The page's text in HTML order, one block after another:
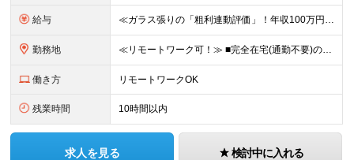
給与 ≪ガラス張りの「粗利連動評価」！年収100万円アップの実績あり≫ ■想定年収400万円～1200万円 月給30万円～100万円＋粗利インセンティブ ※経験・スキル・前給を考慮の上、上記に限らず柔軟に
勤務地 ≪リモートワーク可！≫ ■完全在宅(通勤不要)の場合…地方に在住したままフルリモートでの勤務も可能です ■出社の場合…本社または首都圏の各プロジェクト先 ★転居をともなう転勤はありません ★受託案件
働き方 リモートワークOK
残業時間 10時間以内
求人を見る 検討中に入れる